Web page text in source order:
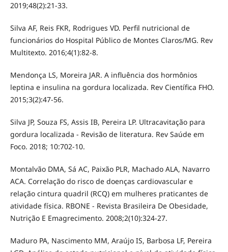
2019;48(2):21-33.
Silva AF, Reis FKR, Rodrigues VD. Perfil nutricional de
funcionários do Hospital Público de Montes Claros/MG. Rev
Multitexto. 2016;4(1):82-8.
Mendonça LS, Moreira JAR. A influência dos hormônios
leptina e insulina na gordura localizada. Rev Científica FHO.
2015;3(2):47-56.
Silva JP, Souza FS, Assis IB, Pereira LP. Ultracavitação para
gordura localizada - Revisão de literatura. Rev Saúde em
Foco. 2018; 10:702-10.
Montalvão DMA, Sá AC, Paixão PLR, Machado ALA, Navarro
ACA. Correlação do risco de doenças cardiovascular e
relação cintura quadril (RCQ) em mulheres praticantes de
atividade física. RBONE - Revista Brasileira De Obesidade,
Nutrição E Emagrecimento. 2008;2(10):324-27.
Maduro PA, Nascimento MM, Araújo IS, Barbosa LF, Pereira